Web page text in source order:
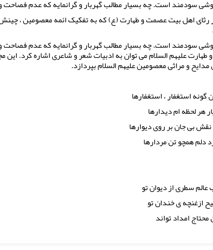
سودمند است. چه بسیار مطالب گهربار و گرانمایه که عدم
رثای اهل بیت عصمت و طهارت (ع) که به تفکیک ائمه معصومین ،
سودمند است. چه بسیار مطالب گهربار و گرانمایه که عدم
علیهم السلام می توان به ادبیات شعر و شاعری اشاره کرد.
و مراثی معصومین علیهم السلام بپردازد.
استغفار ، استغفارها
هر لحظه ام دیدارها
بی جان بر روی دیوارها
دلم همچو تن مردارها
سطری از دیوان تو
ازغنچه ی خندان تو
امداد تواند